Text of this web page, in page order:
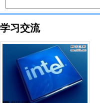
学习交流